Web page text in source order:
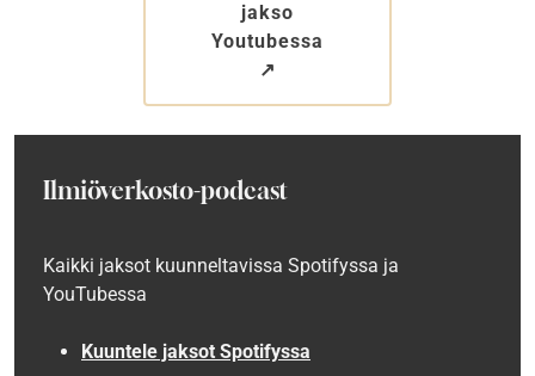
jakso
Youtubessa
↗︎
Ilmiöverkosto-podcast
Kaikki jaksot kuunneltavissa Spotifyssa ja
YouTubessa
Kuuntele jaksot Spotifyssa